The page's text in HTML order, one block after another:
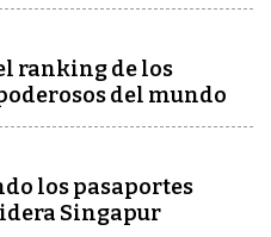
ranking de los
del mundo
los pasaportes
Singapur